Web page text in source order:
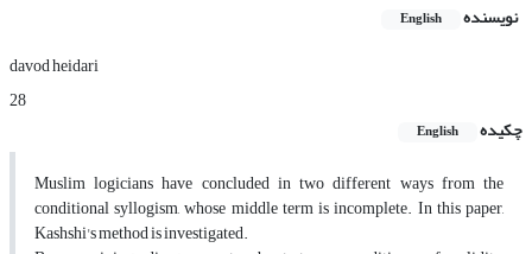
نویسنده English
davod heidari
28
چکیده
English
Muslim logicians have concluded in two different ways from the
conditional syllogism, whose middle term is incomplete. In this paper,
Kashshi's method is investigated.